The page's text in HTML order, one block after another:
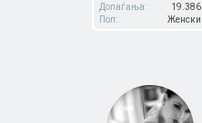
Допаѓања:
19.386
Пол:
Женски